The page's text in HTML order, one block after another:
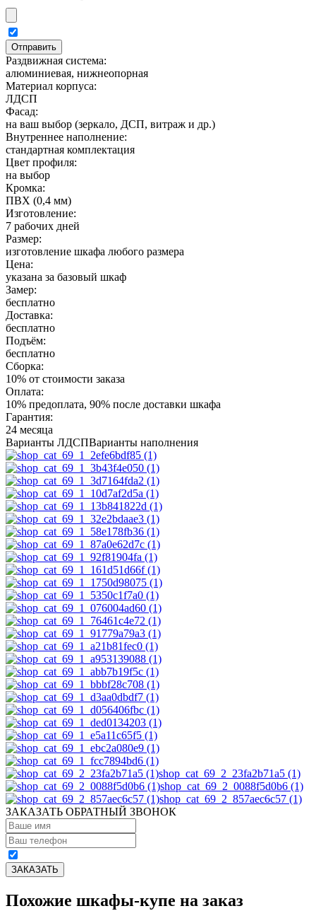
Раздвижная система:
алюминиевая, нижнеопорная
Материал корпуса:
ЛДСП
Фасад:
на ваш выбор (зеркало, ДСП, витраж и др.)
Внутреннее наполнение:
стандартная комплектация
Цвет профиля:
на выбор
Кромка:
ПВХ (0,4 мм)
Изготовление:
7 рабочих дней
Размер:
изготовление шкафа любого размера
Цена:
указана за базовый шкаф
Замер:
бесплатно
Доставка:
бесплатно
Подъём:
бесплатно
Сборка:
10% от стоимости заказа
Оплата:
10% предоплата, 90% после доставки шкафа
Гарантия:
24 месяца
Варианты ЛДСПВарианты наполнения
shop_cat_69_2_23fa2b71a5 (1)
shop_cat_69_2_0088f5d0b6 (1)
shop_cat_69_2_857aec6c57 (1)
ЗАКАЗАТЬ ОБРАТНЫЙ ЗВОНОК
Похожие шкафы-купе на заказ